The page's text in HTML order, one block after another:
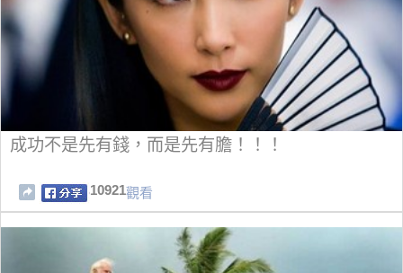
成功不是先有錢，而是先有膽！！！
10921觀看